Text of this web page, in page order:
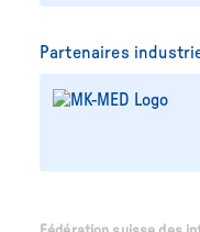
Partenaires